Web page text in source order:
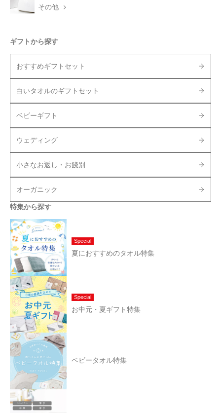
その他
ギフトから探す
おすすめギフトセット
白いタオルのギフトセット
ベビーギフト
ウェディング
小さなお返し・お餞別
オーガニック
特集から探す
Special
夏におすすめのタオル特集
Special
お中元・夏ギフト特集
ベビータオル特集